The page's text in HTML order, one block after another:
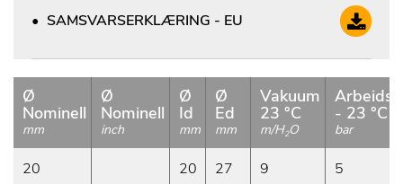
SAMSVARSERKLÆRING - EU
Ø
Nominell
mm
Ø
Nominell
inch
Ø
Id
mm
Ø
Ed
mm
Vakuum
23 °C
m/H2O
- 23 °C
bar
20 20 27 9 5